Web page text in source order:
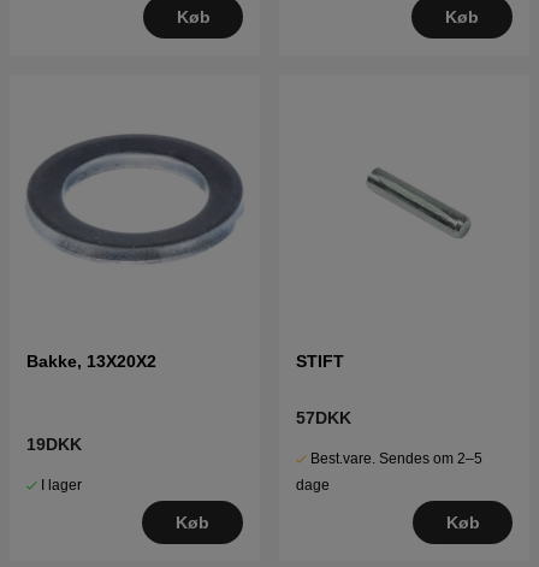
Køb Køb
Bakke, 13X20X2
19DKK
I lager
Køb
STIFT
57DKK
Best.vare. Sendes om 2–5
dage
Køb